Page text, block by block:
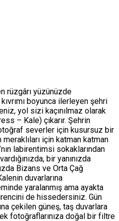
rüzgârı yüzünüzde
boyunca ilerleyen şehri
yol sizi kaçınılmaz olarak
– Kale) çıkarır. Şehrin
severler için kusursuz bir
için katman katman
labirentimsi sokaklarından
bir yanınızda
Bizans ve Orta Çağ
duvarlarına
yaralanmış ama ayakta
de hissedersiniz. Gün
çekilen güneş, taş duvarlara
fotoğraflarınıza doğal bir filtre